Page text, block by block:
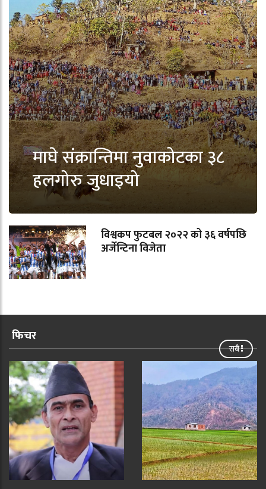
माघे संक्रान्तिमा नुवाकोटका ३८
हलगोरु जुधाइयो
विश्वकप फुटबल २०२२ को ३६ वर्षपछि
अर्जेन्टिना विजेता
फिचर
सबै